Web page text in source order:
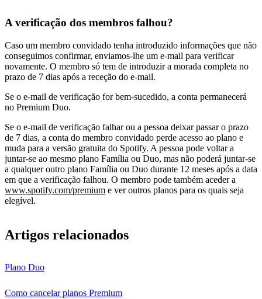
A verificação dos membros falhou?
Caso um membro convidado tenha introduzido informações que não
conseguimos confirmar, enviamos-lhe um e-mail para verificar
novamente. O membro só tem de introduzir a morada completa no
prazo de 7 dias após a receção do e-mail.
Se o e-mail de verificação for bem-sucedido, a conta permanecerá
no Premium Duo.
Se o e-mail de verificação falhar ou a pessoa deixar passar o prazo
de 7 dias, a conta do membro convidado perde acesso ao plano e
muda para a versão gratuita do Spotify. A pessoa pode voltar a
juntar-se ao mesmo plano Família ou Duo, mas não poderá juntar-se
a qualquer outro plano Família ou Duo durante 12 meses após a data
em que a verificação falhou. O membro pode também aceder a
www.spotify.com/premium e ver outros planos para os quais seja
elegível.
Artigos relacionados
Plano Duo
Como cancelar planos Premium